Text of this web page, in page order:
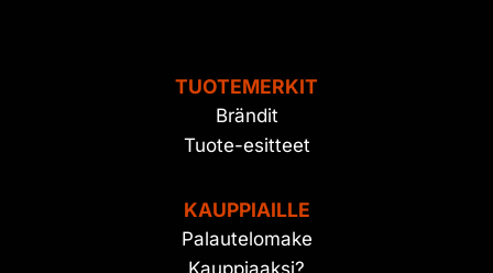
TUOTEMERKIT
Brändit
Tuote-esitteet
KAUPPIAILLE
Palautelomake